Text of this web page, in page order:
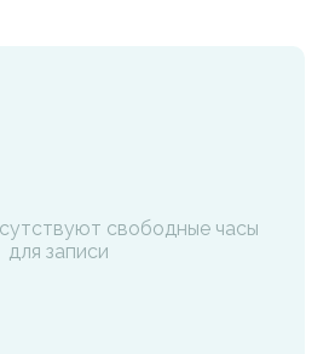
свободные часы
для записи